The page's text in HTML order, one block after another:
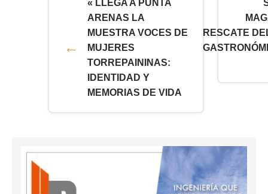
« LLEGA A PUNTA
ARENAS LA
MUESTRA VOCES DE
MUJERES
TORREPAININAS:
IDENTIDAD Y
MEMORIAS DE VIDA
RESCATE